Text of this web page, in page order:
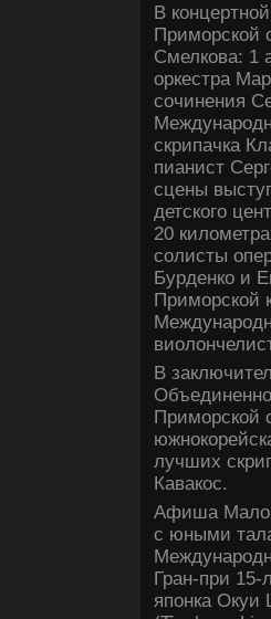
В
Приморской
Смелкова: 1
оркестра
сочинения
скрипачка
пианист
сцены
детского
20
солисты
Бурденко и
Приморской
В
Приморской
лучших
Кавакос.
Афиша
с юными
Гран-при
японка Окуи